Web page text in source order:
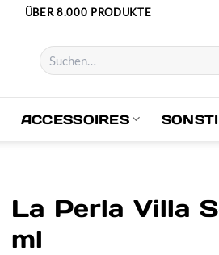
ÜBER 8.000 PRODUKTE
Suchen
nach:
ACCESSOIRES
La Perla Villa
ml